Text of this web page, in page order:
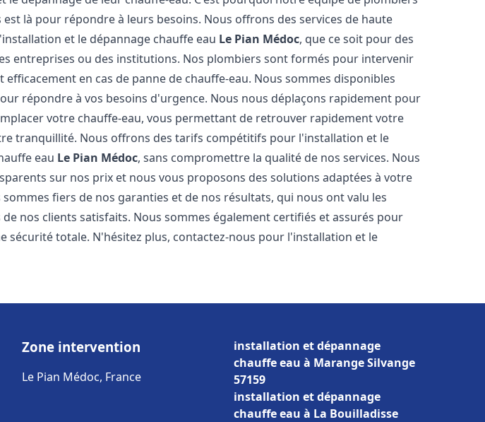
est là pour répondre à leurs besoins. Nous offrons des services de haute
et le dépannage chauffe eau Le Pian Médoc, que ce soit pour des
entreprises ou des institutions. Nos plombiers sont formés pour intervenir
efficacement en cas de panne de chauffe-eau. Nous sommes disponibles
répondre à vos besoins d'urgence. Nous nous déplaçons rapidement pour
votre chauffe-eau, vous permettant de retrouver rapidement votre
tranquillité. Nous offrons des tarifs compétitifs pour l'installation et le
eau Le Pian Médoc, sans compromettre la qualité de nos services. Nous
sur nos prix et nous vous proposons des solutions adaptées à votre
fiers de nos garanties et de nos résultats, qui nous ont valu les
de nos clients satisfaits. Nous sommes également certifiés et assurés pour
sécurité totale. N'hésitez plus, contactez-nous pour l'installation et le
Zone intervention
Le Pian Médoc, France
installation et dépannage
chauffe eau à Marange Silvange
57159
installation et dépannage
chauffe eau à La Bouilladisse